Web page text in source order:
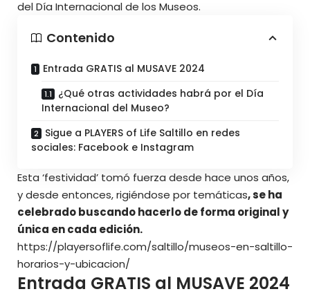
del Día Internacional de los Museos.
Contenido
Entrada GRATIS al MUSAVE 2024
¿Qué otras actividades habrá por el Día
Internacional del Museo?
Sigue a PLAYERS of Life Saltillo en redes
sociales: Facebook e Instagram
Esta ‘festividad’ tomó fuerza desde hace unos años,
y desde entonces, rigiéndose por temáticas, se ha
celebrado buscando hacerlo de forma original y
única en cada edición.
https://playersoflife.com/saltillo/museos-en-saltillo-
horarios-y-ubicacion/
Entrada GRATIS al MUSAVE 2024